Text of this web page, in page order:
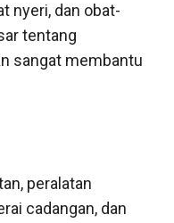
nyeri, dan obat-
tentang
sangat membantu
peralatan
cadangan, dan